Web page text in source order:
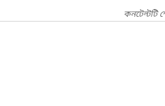
কনটেন্টটি